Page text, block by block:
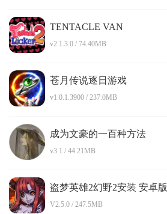
TENTACLE VAN
v2.1.3.0 / 74.40MB
苍月传说逐日游戏
v1.0.1.3900 / 237.0MB
成为文豪的一百种方法
v3.1 / 44.21MB
盗梦英雄2幻野2安装 安卓版
V2.5.0 / 247.5MB